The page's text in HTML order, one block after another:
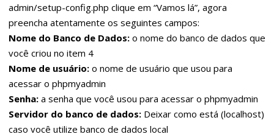
admin/setup-config.php clique em “Vamos lá”, agora
preencha atentamente os seguintes campos:
Nome do Banco de Dados: o nome do banco de dados que
você criou no item 4
Nome de usuário: o nome de usuário que usou para
acessar o phpmyadmin
Senha: a senha que você usou para acessar o phpmyadmin
Servidor do banco de dados: Deixar como está (localhost)
caso você utilize banco de dados local